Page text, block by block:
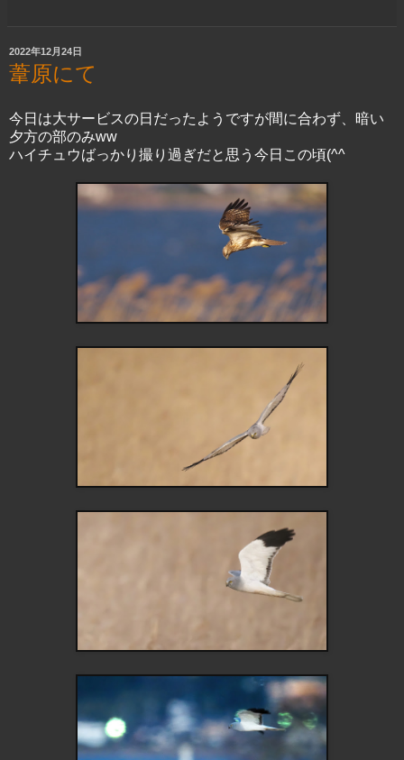
2022年12月24日
葦原にて
今日は大サービスの日だったようですが間に合わず、暗い
夕方の部のみww
ハイチュウばっかり撮り過ぎだと思う今日この頃(^^ゞ